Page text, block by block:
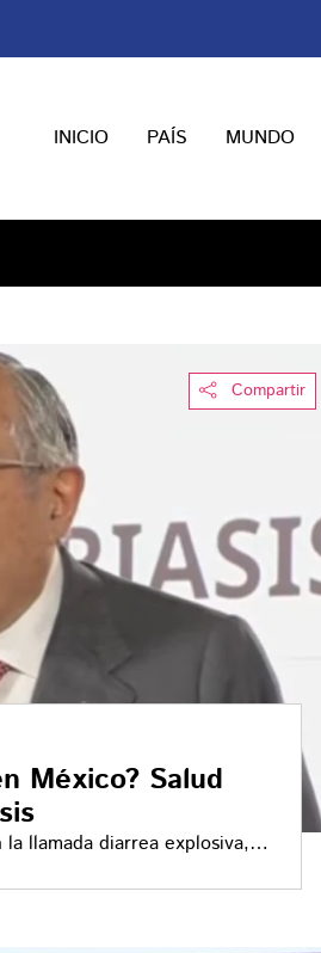
INICIO PAÍS MUNDO
Compartir
México? Salud
llamada diarrea explosiva,